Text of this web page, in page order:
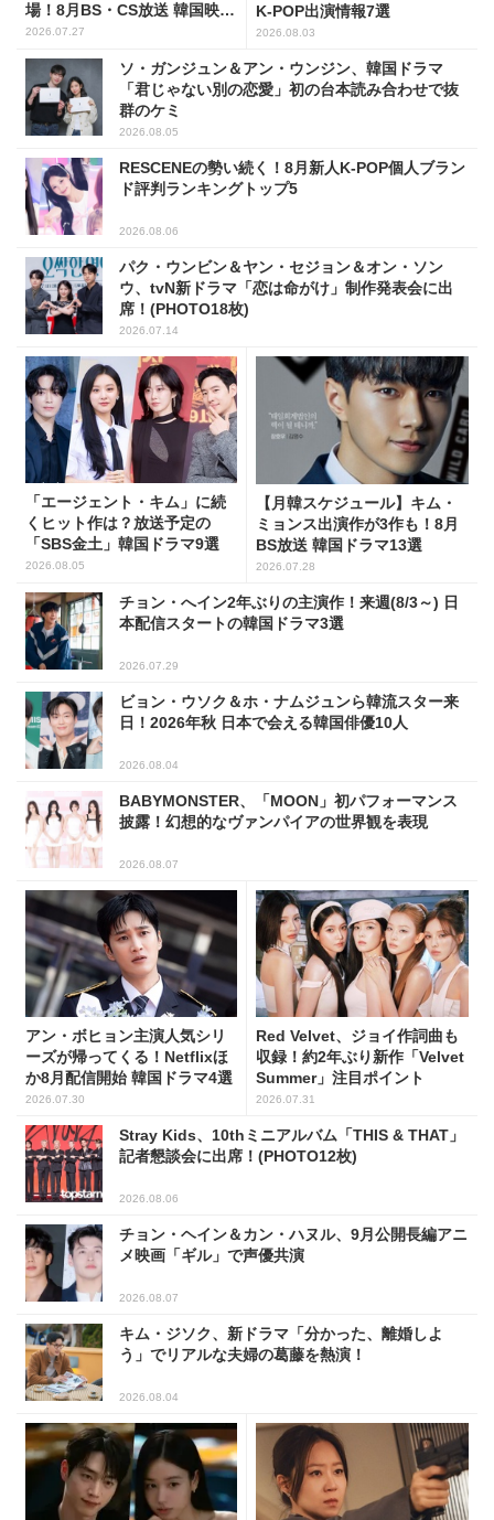
場！8月BS・CS放送 韓国映画
(全109選)
2026.07.27
K-POP出演情報7選
2026.08.03
ソ・ガンジュン＆アン・ウンジン、韓国ドラマ
「君じゃない別の恋愛」初の台本読み合わせで抜
群のケミ
2026.08.05
RESCENEの勢い続く！8月新人K-POP個人ブラン
ド評判ランキングトップ5
2026.08.06
パク・ウンビン＆ヤン・セジョン＆オン・ソン
ウ、tvN新ドラマ「恋は命がけ」制作発表会に出
席！(PHOTO18枚)
2026.07.14
「エージェント・キム」に続
くヒット作は？放送予定の
「SBS金土」韓国ドラマ9選
2026.08.05
【月韓スケジュール】キム・
ミョンス出演作が3作も！8月
BS放送 韓国ドラマ13選
2026.07.28
チョン・へイン2年ぶりの主演作！来週(8/3～) 日
本配信スタートの韓国ドラマ3選
2026.07.29
ビョン・ウソク＆ホ・ナムジュンら韓流スター来
日！2026年秋 日本で会える韓国俳優10人
2026.08.04
BABYMONSTER、「MOON」初パフォーマンス
披露！幻想的なヴァンパイアの世界観を表現
2026.08.07
アン・ボヒョン主演人気シリ
ーズが帰ってくる！Netflixほ
か8月配信開始 韓国ドラマ4選
2026.07.30
Red Velvet、ジョイ作詞曲も
収録！約2年ぶり新作「Velvet
Summer」注目ポイント
2026.07.31
Stray Kids、10thミニアルバム「THIS & THAT」
記者懇談会に出席！(PHOTO12枚)
2026.08.06
チョン・ヘイン＆カン・ハヌル、9月公開長編アニ
メ映画「ギル」で声優共演
2026.08.07
キム・ジソク、新ドラマ「分かった、離婚しよ
う」でリアルな夫婦の葛藤を熱演！
2026.08.04